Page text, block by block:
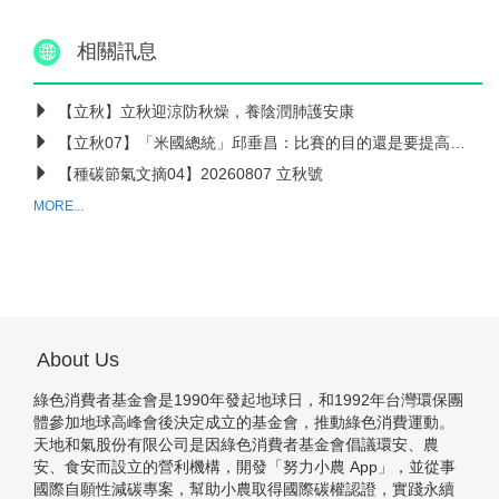
相關訊息
【立秋】立秋迎涼防秋燥，養陰潤肺護安康
【立秋07】「米國總統」邱垂昌：比賽的目的還是要提高農民的水準和收入
【種碳節氣文摘04】20260807 立秋號
MORE...
About Us
綠色消費者基金會是1990年發起地球日，和1992年台灣環保團
體參加地球高峰會後決定成立的基金會，推動綠色消費運動。
天地和氣股份有限公司是因綠色消費者基金會倡議環安、農
安、食安而設立的營利機構，開發「努力小農 App」，並從事
國際自願性減碳專案，幫助小農取得國際碳權認證，實踐永續